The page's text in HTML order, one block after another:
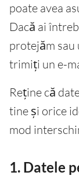
poate avea
Dacă ai
protejăm sau
trimiți un e-
Reține că
tine și orice
mod
1. Datele